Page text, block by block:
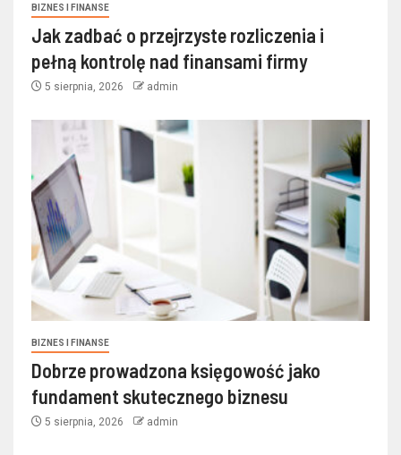
BIZNES I FINANSE
Jak zadbać o przejrzyste rozliczenia i
pełną kontrolę nad finansami firmy
5 sierpnia, 2026 admin
BIZNES I FINANSE
Dobrze prowadzona księgowość jako
fundament skutecznego biznesu
5 sierpnia, 2026 admin